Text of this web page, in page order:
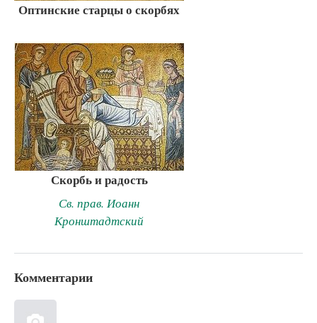
Оптинские старцы о скорбях
Скорбь и радость
Св. прав. Иоанн
Кронштадтский
Комментарии